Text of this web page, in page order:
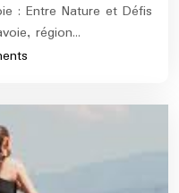
: Entre Nature et Défis
région…